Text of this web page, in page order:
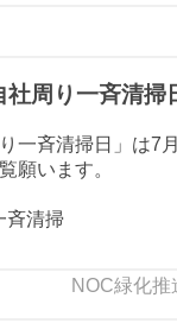
社周り一斉清掃
一斉清掃日」は7
願います。
斉清掃
NOC緑化推